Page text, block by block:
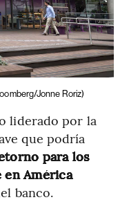
Jonne Roriz)
liderado por la
que podría
para los
en América
banco.